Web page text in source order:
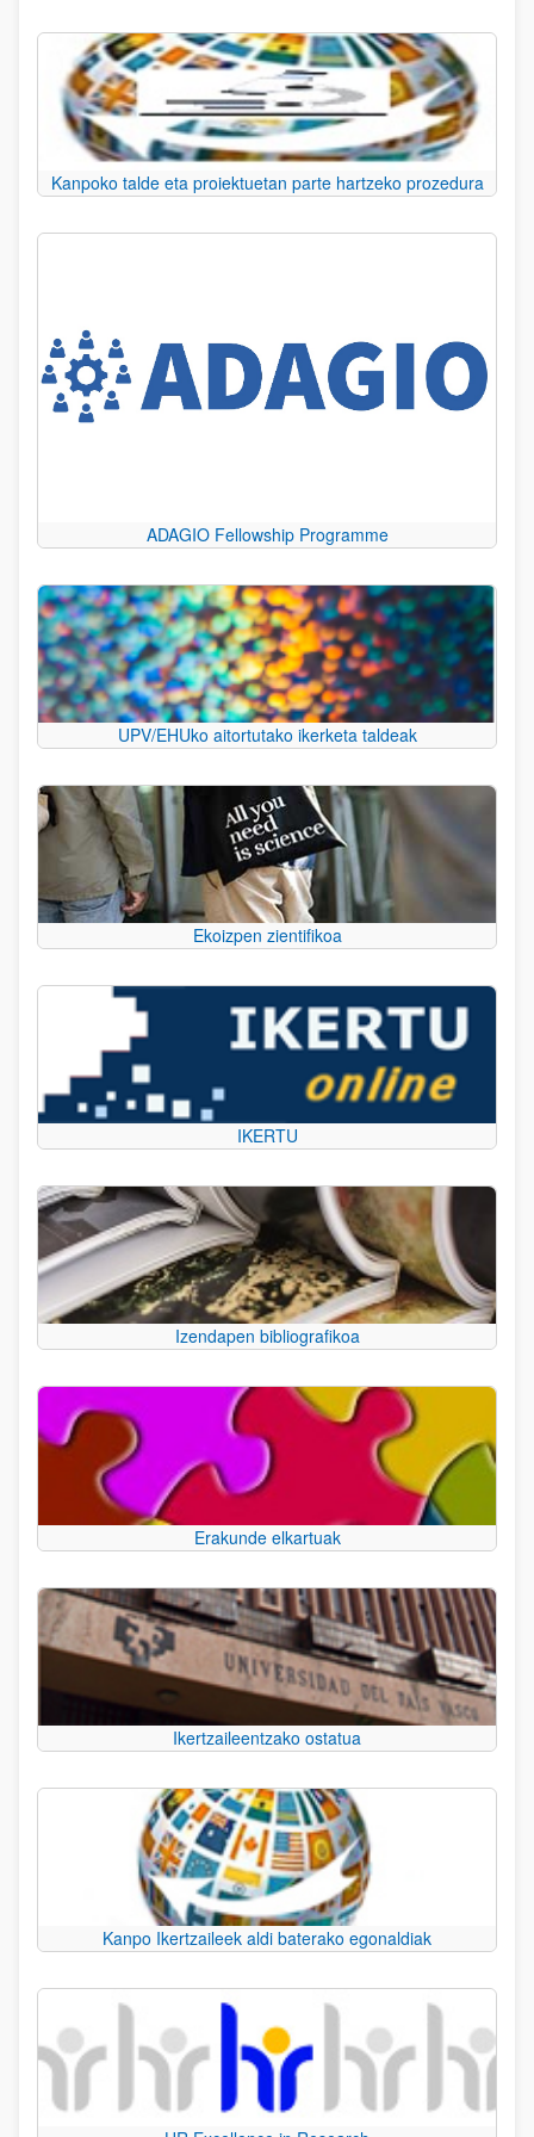
Kanpoko talde eta proiektuetan parte hartzeko prozedura
ADAGIO Fellowship Programme
UPV/EHUko aitortutako ikerketa taldeak
Ekoizpen zientifikoa
IKERTU
Izendapen bibliografikoa
Erakunde elkartuak
Ikertzaileentzako ostatua
Kanpo Ikertzaileek aldi baterako egonaldiak